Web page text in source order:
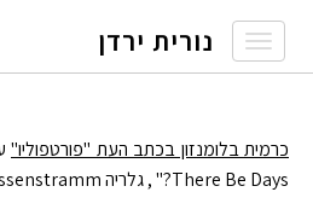
Toggle
navigation
נורית ירדן
כרמית בלומנזון בכתב העת "פורטפוליו"
There Be Days?" , גלריה Heussenstramm, פרנקפורט (24.09.25)